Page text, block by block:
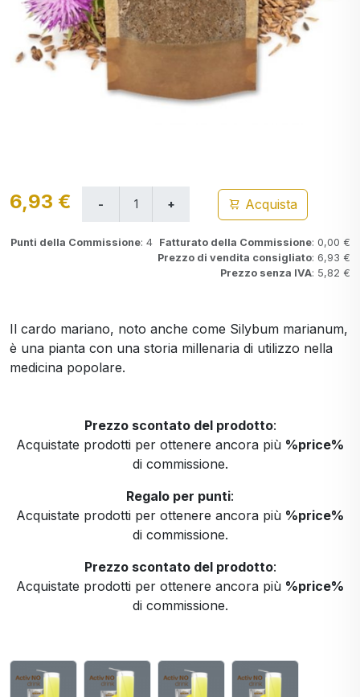
6,93 € Acquista
Punti della Commissione: 4 Fatturato della Commissione: 0,00 €
Prezzo di vendita consigliato: 6,93 €
Prezzo senza IVA: 5,82 €
Il cardo mariano, noto anche come Silybum marianum,
è una pianta con una storia millenaria di utilizzo nella
medicina popolare.
Prezzo scontato del prodotto:
Acquistate prodotti per ottenere ancora più %price%
di commissione.
Regalo per punti:
Acquistate prodotti per ottenere ancora più %price%
di commissione.
Prezzo scontato del prodotto:
Acquistate prodotti per ottenere ancora più %price%
di commissione.